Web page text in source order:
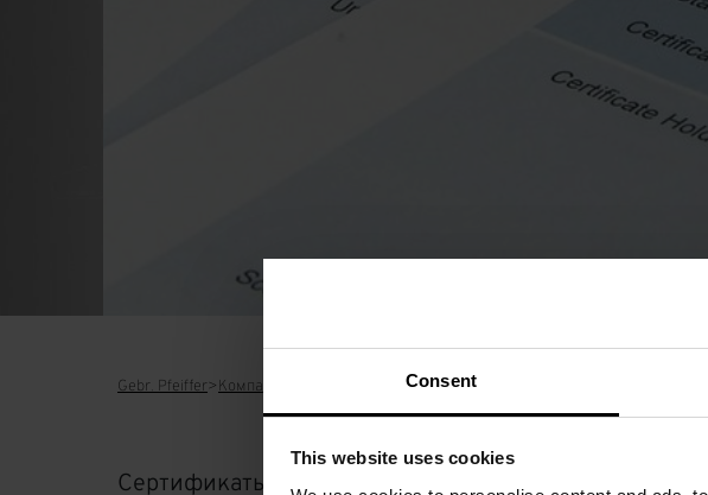
Consent
This website uses cookies
Gebr. Pfeiffer Компания
Сертификаты Gebr. Pfeiffer согласно DIN EN ISO